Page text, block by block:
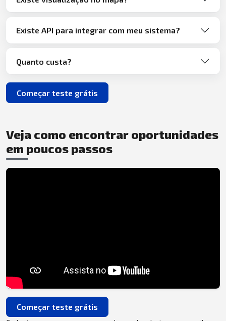
Existe API para integrar com meu sistema?
Quanto custa?
Começar teste grátis
Veja como encontrar oportunidades
em poucos passos
Começar teste grátis